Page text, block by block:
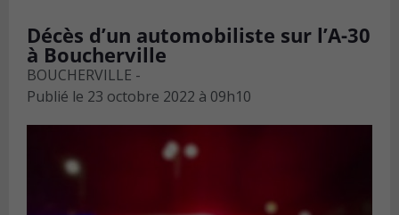
Décès d’un automobiliste sur l’A-30
à Boucherville
BOUCHERVILLE -
Publié le 23 octobre 2022 à 09h10